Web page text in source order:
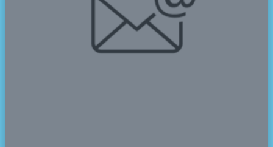
Dia juga mengaku akan mengikuti event-event lainya di
kesempatan berikutnya.
Sama seperti rekan-rekannya, Naysilla Ameera Riyanto